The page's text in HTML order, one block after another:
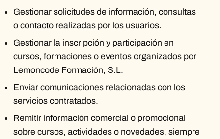
Gestionar solicitudes de información, consultas
o contacto realizadas por los usuarios.
Gestionar la inscripción y participación en
cursos, formaciones o eventos organizados por
Lemoncode Formación, S.L.
Enviar comunicaciones relacionadas con los
servicios contratados.
Remitir información comercial o promocional
sobre cursos, actividades o novedades, siempre